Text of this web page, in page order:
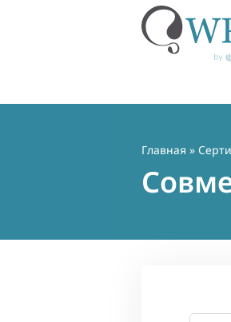
Главная »